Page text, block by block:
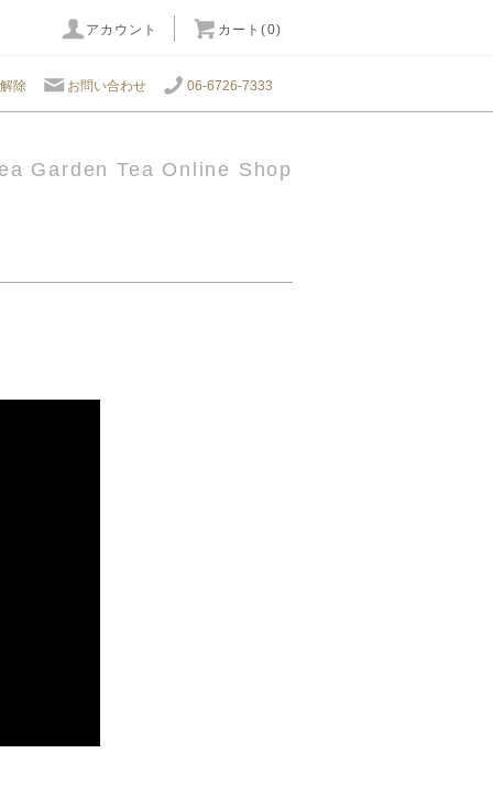
アカウント カート(0)
除 お問い合わせ 06-6726-7333
Garden Tea Online Shop